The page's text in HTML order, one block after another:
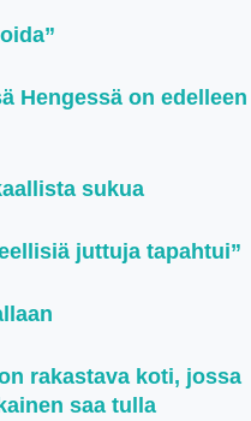
Hengessä on edelleen
sukua
juttuja tapahtui”
rakastava koti, jossa
saa tulla